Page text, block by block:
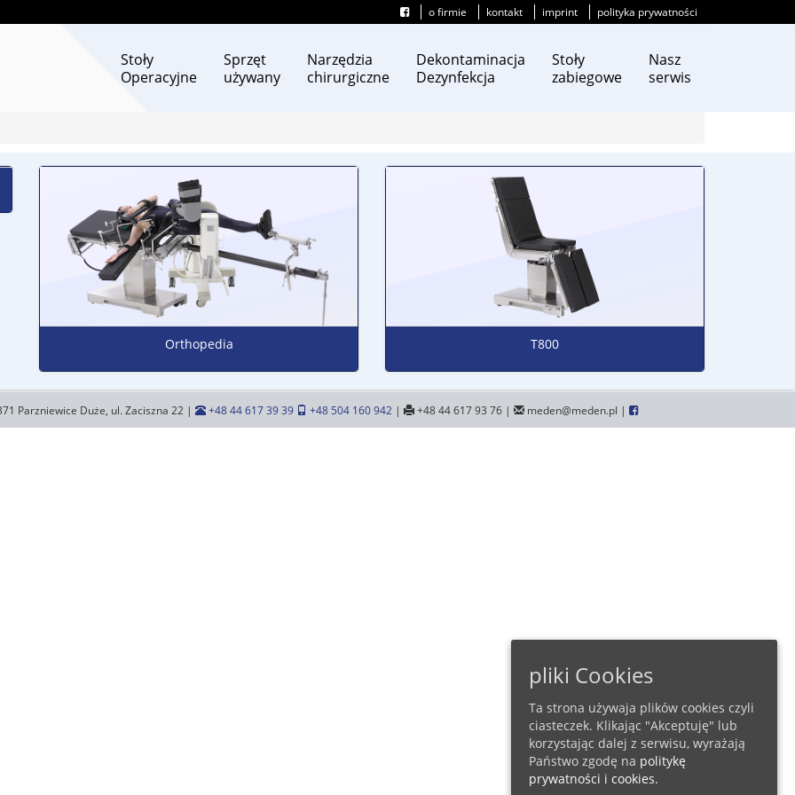
o firmie kontakt imprint polityka prywatności
Stoły
Operacyjne
Sprzęt
używany
Narzędzia
chirurgiczne
Dekontaminacja
Dezynfekcja
Stoły
zabiegowe
Nasz
serwis
Orthopedia T800
Parzniewice Duże, ul. Zaciszna 22 | +48 44 617 39 39 +48 504 160 942 | +48 44 617 93 76 | meden@meden.pl |
pliki Cookies
Ta strona używaja plików cookies czyli
ciasteczek. Klikając "Akceptuję" lub
korzystając dalej z serwisu, wyrażają
Państwo zgodę na politykę
prywatności i cookies.